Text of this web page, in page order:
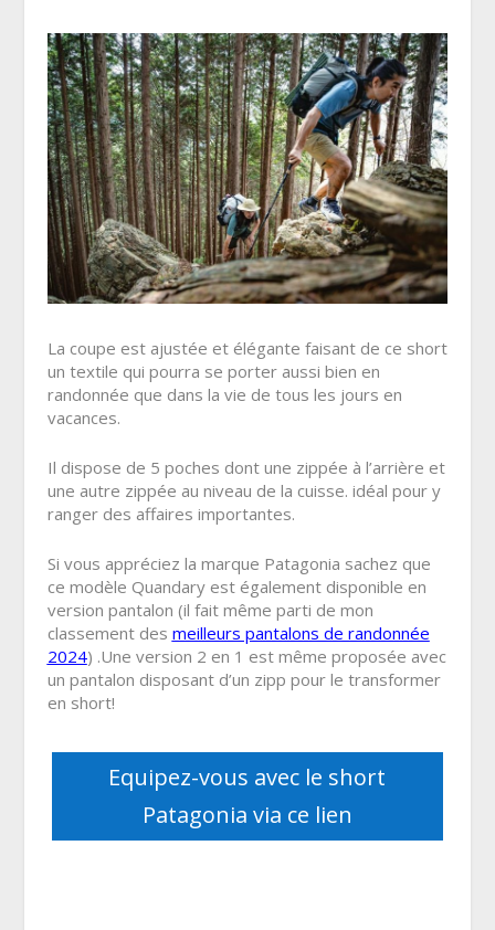
La coupe est ajustée et élégante faisant de ce short
un textile qui pourra se porter aussi bien en
randonnée que dans la vie de tous les jours en
vacances.
Il dispose de 5 poches dont une zippée à l’arrière et
une autre zippée au niveau de la cuisse. idéal pour y
ranger des affaires importantes.
Si vous appréciez la marque Patagonia sachez que
ce modèle Quandary est également disponible en
version pantalon (il fait même parti de mon
classement des meilleurs pantalons de randonnée
2024) .Une version 2 en 1 est même proposée avec
un pantalon disposant d’un zipp pour le transformer
en short!
Equipez-vous avec le short
Patagonia via ce lien